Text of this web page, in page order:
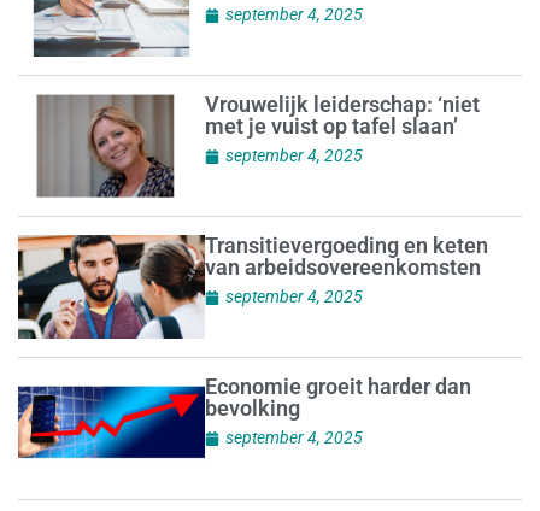
september 4, 2025
Vrouwelijk leiderschap: ‘niet
met je vuist op tafel slaan’
september 4, 2025
Transitievergoeding en keten
van arbeidsovereenkomsten
september 4, 2025
Economie groeit harder dan
bevolking
september 4, 2025